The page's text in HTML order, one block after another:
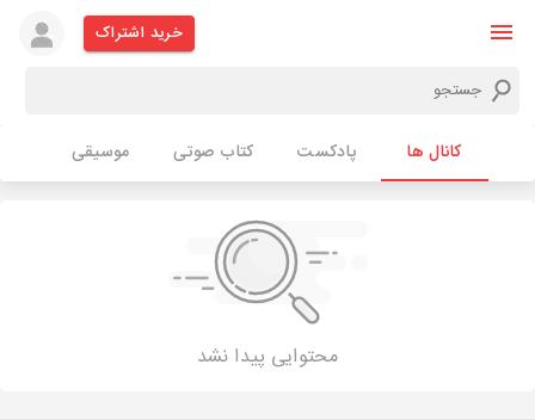
خرید اشتراک
کانال ها پادکست کتاب صوتی موسیقی
محتوایی پیدا نشد